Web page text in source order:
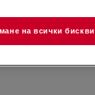
на всички